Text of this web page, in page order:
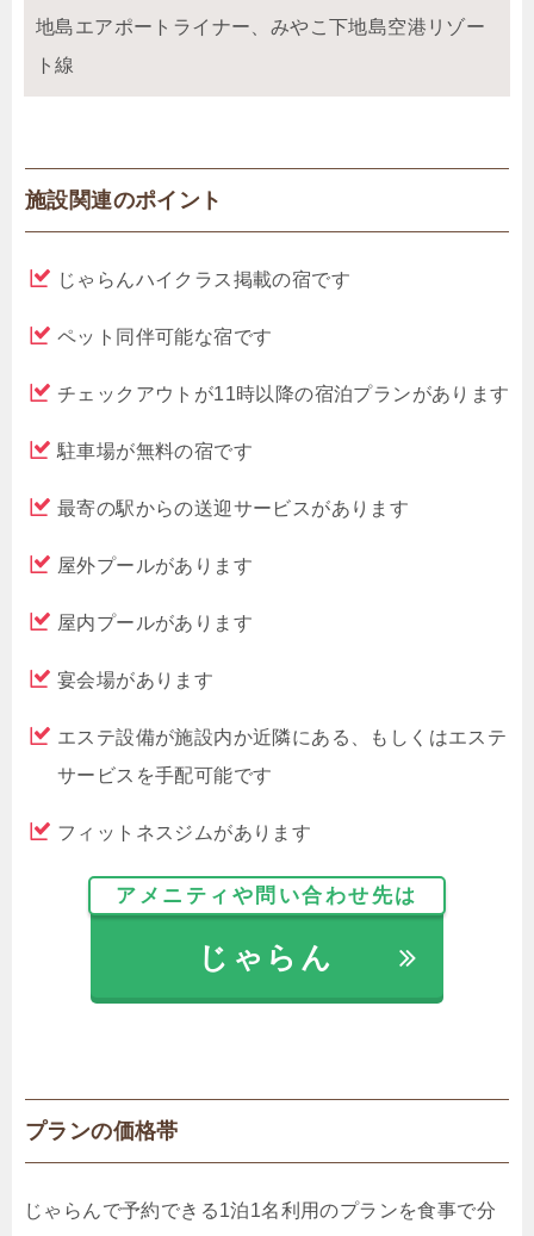
地島エアポートライナー、みやこ下地島空港リゾー
ト線
施設関連のポイント
じゃらんハイクラス掲載の宿です
ペット同伴可能な宿です
チェックアウトが11時以降の宿泊プランがあります
駐車場が無料の宿です
最寄の駅からの送迎サービスがあります
屋外プールがあります
屋内プールがあります
宴会場があります
エステ設備が施設内か近隣にある、もしくはエステ
サービスを手配可能です
フィットネスジムがあります
アメニティや問い合わせ先は
じゃらん
プランの価格帯
じゃらんで予約できる1泊1名利用のプランを食事で分